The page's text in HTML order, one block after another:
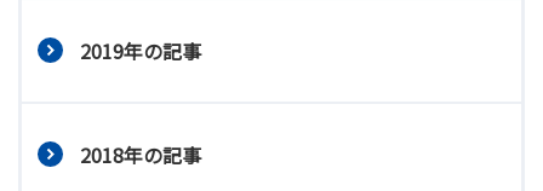
2019年の記事
2018年の記事